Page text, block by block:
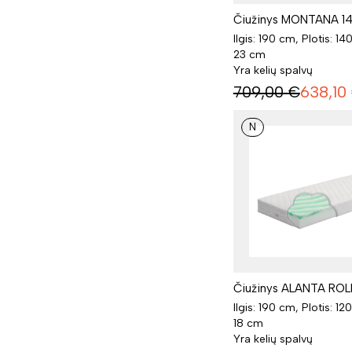
Čiužinys MONTANA
Ilgis: 190 cm, Plotis:
23 cm
Yra kelių spalvų
709,00 €638,10
N
Čiužinys ALANTA
Ilgis: 190 cm, Plotis:
18 cm
Yra kelių spalvų